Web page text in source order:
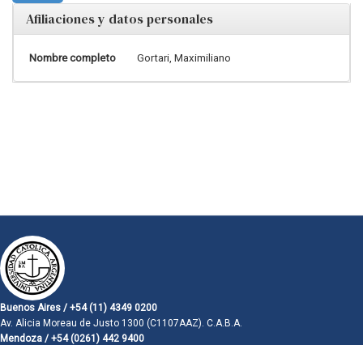
Afiliaciones y datos personales
Nombre completo Gortari, Maximiliano
Buenos Aires / +54 (11) 4349 0200
Av. Alicia Moreau de Justo 1300 (C1107AAZ). C.A.B.A.
Mendoza / +54 (0261) 442 9400